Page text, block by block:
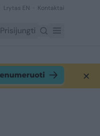
Lrytas EN Kontaktai
Prisijungti